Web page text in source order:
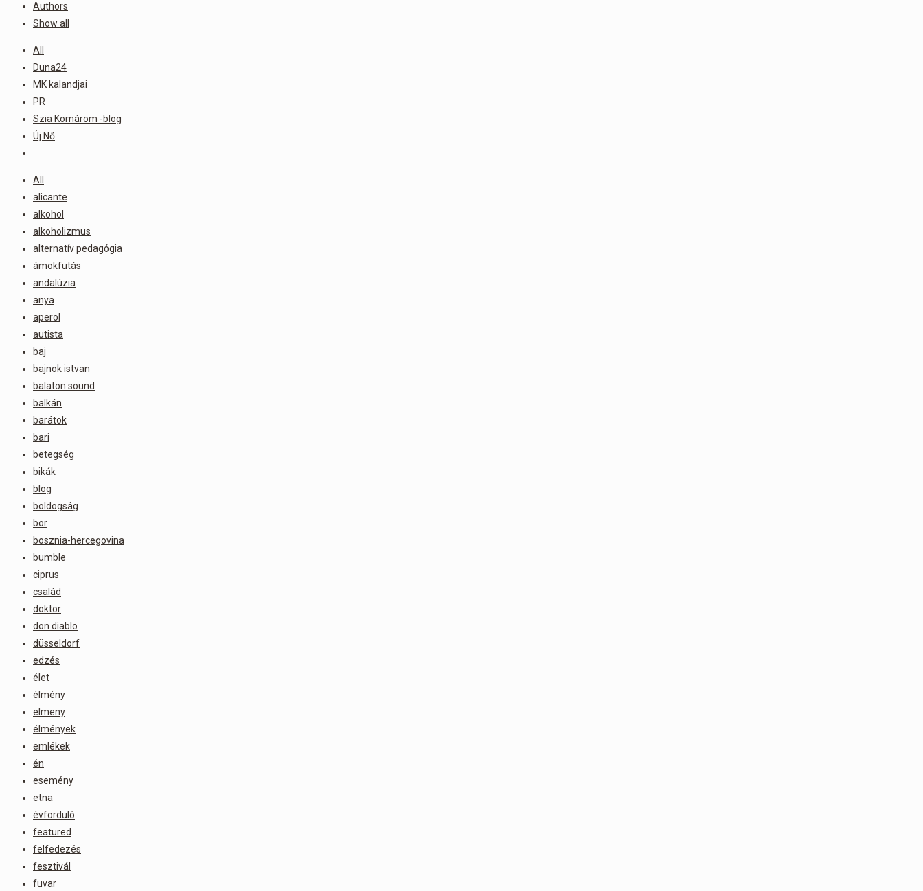
Authors
Show all
All
Duna24
MK kalandjai
PR
Szia Komárom -blog
Új Nő
All
alicante
alkohol
alkoholizmus
alternatív pedagógia
ámokfutás
andalúzia
anya
aperol
autista
baj
bajnok istvan
balaton sound
balkán
barátok
bari
betegség
bikák
blog
boldogság
bor
bosznia-hercegovina
bumble
ciprus
család
doktor
don diablo
düsseldorf
edzés
élet
élmény
elmeny
élmények
emlékek
én
esemény
etna
évforduló
featured
felfedezés
fesztivál
fuvar